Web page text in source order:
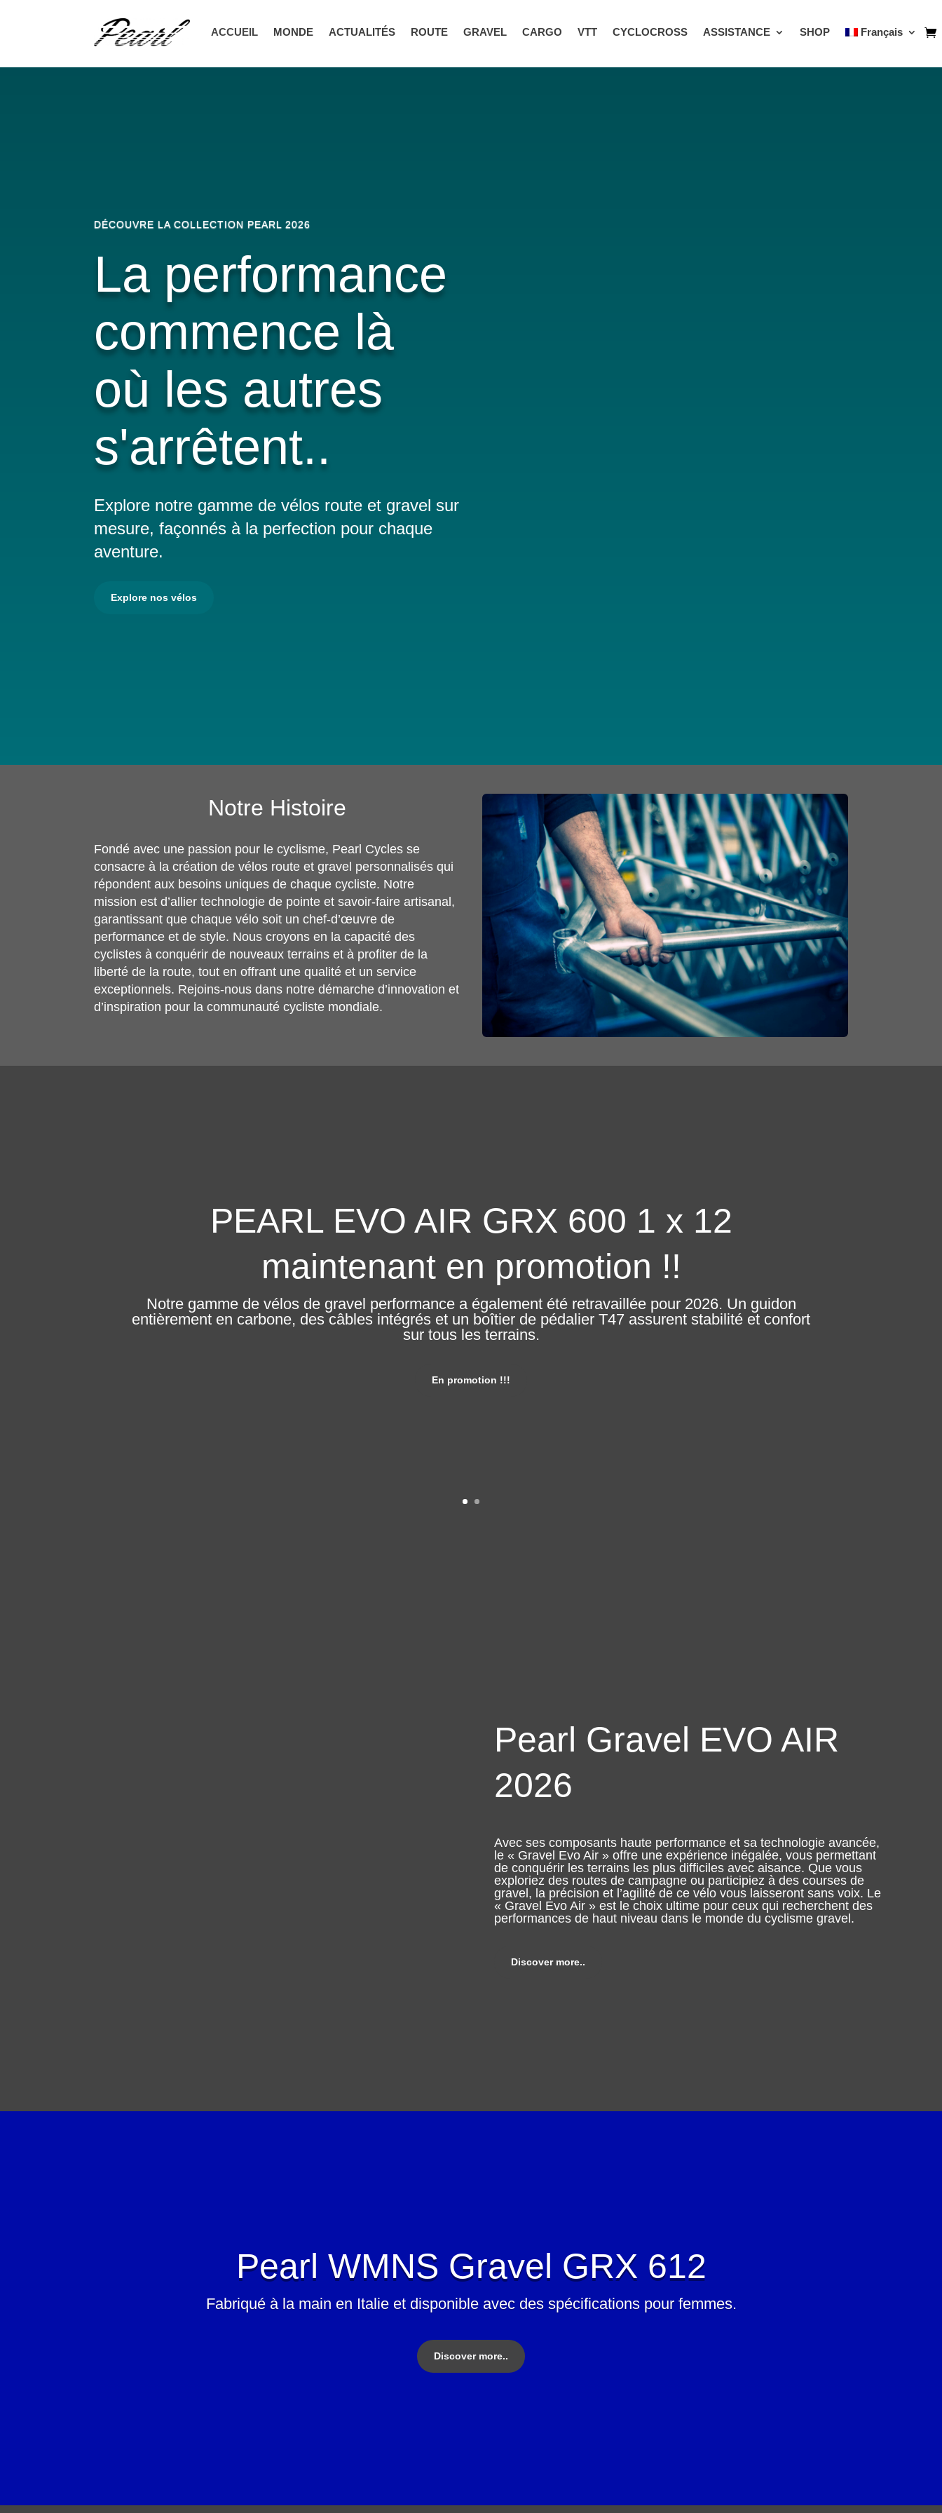
ACCUEIL MONDE ACTUALITÉS ROUTE GRAVEL CARGO VTT CYCLOCROSS ASSISTANCE SHOP Français
DÉCOUVRE LA COLLECTION PEARL 2026
La performance
commence là
où les autres
s'arrêtent..
Explore notre gamme de vélos route et gravel sur
mesure, façonnés à la perfection pour chaque
aventure.
Explore nos vélos
Notre Histoire
Fondé avec une passion pour le cyclisme, Pearl Cycles se
consacre à la création de vélos route et gravel personnalisés qui
répondent aux besoins uniques de chaque cycliste. Notre
mission est d’allier technologie de pointe et savoir-faire artisanal,
garantissant que chaque vélo soit un chef-d’œuvre de
performance et de style. Nous croyons en la capacité des
cyclistes à conquérir de nouveaux terrains et à profiter de la
liberté de la route, tout en offrant une qualité et un service
exceptionnels. Rejoins-nous dans notre démarche d’innovation et
d’inspiration pour la communauté cycliste mondiale.
PEARL EVO AIR GRX 600 1 x 12
maintenant en promotion !!
Notre gamme de vélos de gravel performance a également été retravaillée pour 2026. Un guidon
entièrement en carbone, des câbles intégrés et un boîtier de pédalier T47 assurent stabilité et confort
sur tous les terrains.
En promotion !!!
Pearl Gravel EVO AIR
2026
Avec ses composants haute performance et sa technologie avancée,
le « Gravel Evo Air » offre une expérience inégalée, vous permettant
de conquérir les terrains les plus difficiles avec aisance. Que vous
exploriez des routes de campagne ou participiez à des courses de
gravel, la précision et l’agilité de ce vélo vous laisseront sans voix. Le
« Gravel Evo Air » est le choix ultime pour ceux qui recherchent des
performances de haut niveau dans le monde du cyclisme gravel.
Discover more..
Pearl WMNS Gravel GRX 612
Fabriqué à la main en Italie et disponible avec des spécifications pour femmes.
Discover more..